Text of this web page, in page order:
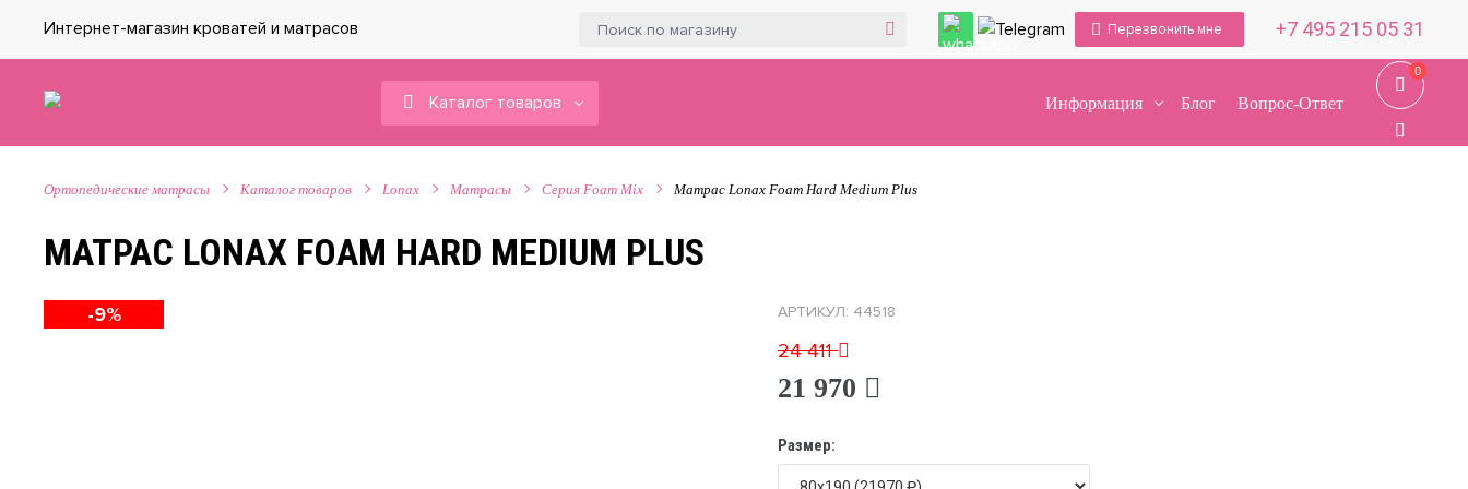
Интернет-магазин кроватей и матрасов Перезвонить мне +7 495 215 05 31
0
0
Информация Блог Вопрос-Ответ
Каталог товаров
Ортопедические матрасы Каталог товаров Lonax Матрасы Серия Foam Mix Матрас Lonax Foam Hard Medium Plus
МАТРАС LONAX FOAM HARD MEDIUM PLUS
-9% АРТИКУЛ: 44518
24 411
21 970
Размер: